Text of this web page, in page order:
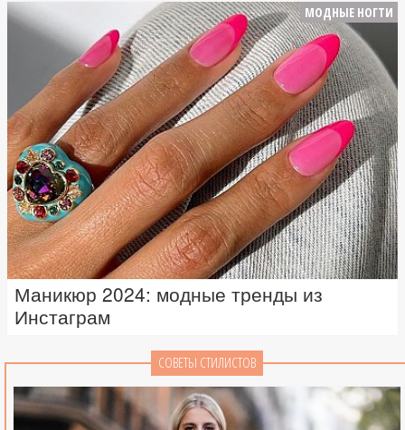
МОДНЫЕ НОГТИ
Маникюр 2024: модные тренды из
Инстаграм
СОВЕТЫ СТИЛИСТОВ